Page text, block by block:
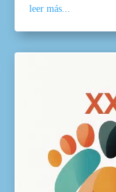
leer más...